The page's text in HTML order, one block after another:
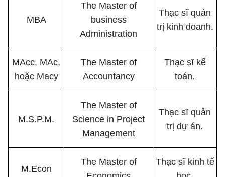
MBA
The Master of
business
Administration
Thạc sĩ quản
trị kinh doanh.
MAcc, MAc,
hoặc Macy
The Master of
Accountancy
Thạc sĩ kế
toán.
M.S.P.M.
The Master of
Science in Project
Management
Thạc sĩ quản
trị dự án.
M.Econ
The Master of
Thạc sĩ kinh tế